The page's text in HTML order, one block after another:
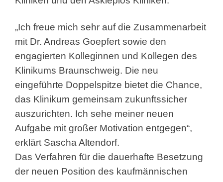
„Ich freue mich sehr auf die Zusammenarbeit
mit Dr. Andreas Goepfert sowie den
engagierten Kolleginnen und Kollegen des
Klinikums Braunschweig. Die neu
eingeführte Doppelspitze bietet die Chance,
das Klinikum gemeinsam zukunftssicher
auszurichten. Ich sehe meiner neuen
Aufgabe mit großer Motivation entgegen“,
erklärt Sascha Altendorf.
Das Verfahren für die dauerhafte Besetzung
der neuen Position des kaufmännischen